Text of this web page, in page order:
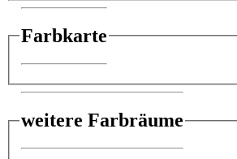
Farbkarte
weitere Farbräume